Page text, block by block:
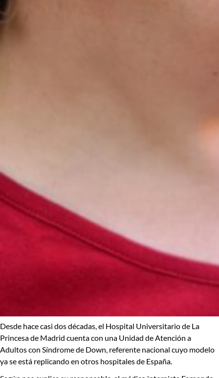
Desde hace casi dos décadas, el Hospital Universitario de La
Princesade Madrid cuenta con una Unidad de Atención a
Adultos con Síndrome de Down , referente nacional cuyo modelo
ya se está replicando en otros hospitales de España.